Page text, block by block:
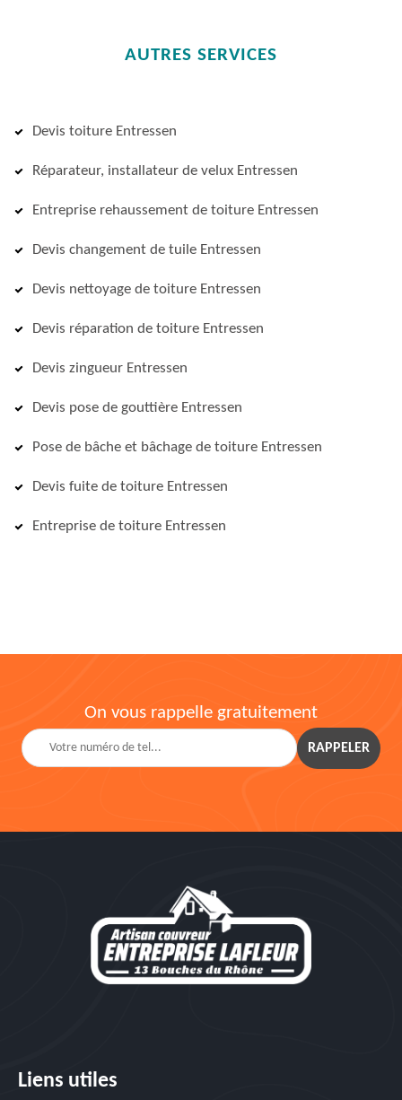
AUTRES SERVICES
Devis toiture Entressen
Réparateur, installateur de velux Entressen
Entreprise rehaussement de toiture Entressen
Devis changement de tuile Entressen
Devis nettoyage de toiture Entressen
Devis réparation de toiture Entressen
Devis zingueur Entressen
Devis pose de gouttière Entressen
Pose de bâche et bâchage de toiture Entressen
Devis fuite de toiture Entressen
Entreprise de toiture Entressen
On vous rappelle gratuitement
Liens utiles